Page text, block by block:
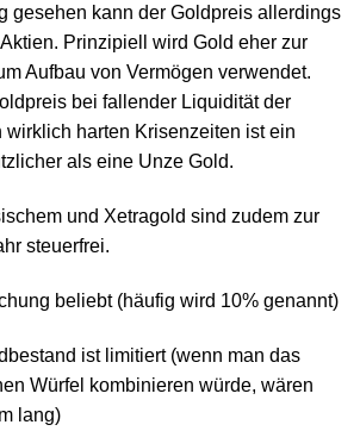
gesehen kann der Goldpreis allerdings
Prinzipiell wird Gold eher zur
Aufbau von Vermögen verwendet.
bei fallender Liquidität der
wirklich harten Krisenzeiten ist ein
als eine Unze Gold.
und Xetragold sind zudem zur
steuerfrei.
beliebt (häufig wird 10% genannt)
ist limitiert (wenn man das
Würfel kombinieren würde, wären
lang)